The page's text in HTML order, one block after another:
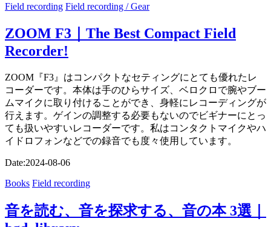
Field recording Field recording / Gear
ZOOM F3｜The Best Compact Field
Recorder!
ZOOM『F3』はコンパクトなセティングにとても優れたレ
コーダーです。本体は手のひらサイズ、ベロクロで腕やブー
ムマイクに取り付けることができ、身軽にレコーディングが
行えます。ゲインの調整する必要もないのでビギナーにとっ
ても扱いやすいレコーダーです。私はコンタクトマイクやハ
イドロフォンなどでの録音でも度々使用しています。
Date:2024-08-06
Books Field recording
音を読む、音を探求する、音の本 3選｜